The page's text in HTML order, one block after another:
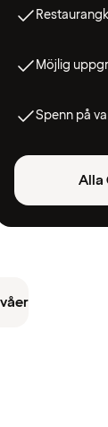
Möjlig
Spenn på
Alla